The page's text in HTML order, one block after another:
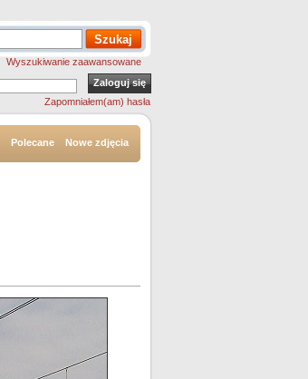
Wyszukiwanie zaawansowane
Zapomniałem(am) hasła
Polecane Nowe zdjęcia